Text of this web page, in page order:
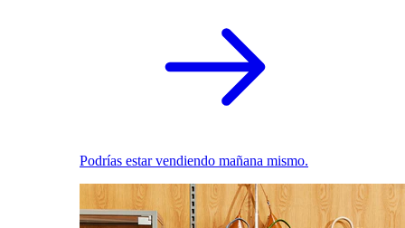
Podrías estar vendiendo mañana mismo.